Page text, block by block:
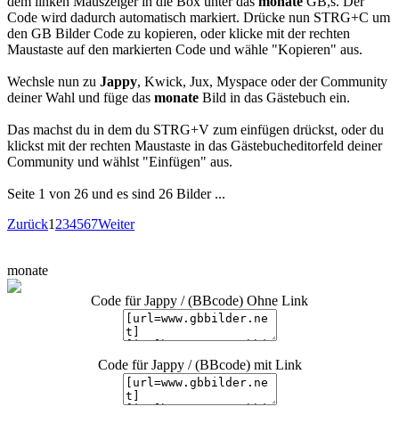
Code wird dadurch automatisch markiert. Drücke nun STRG+C um
den GB Bilder Code zu kopieren, oder klicke mit der rechten
Maustaste auf den markierten Code und wähle "Kopieren" aus.
Wechsle nun zu Jappy, Kwick, Jux, Myspace oder der Community
deiner Wahl und füge das monate Bild in das Gästebuch ein.
Das machst du in dem du STRG+V zum einfügen drückst, oder du
klickst mit der rechten Maustaste in das Gästebucheditorfeld deiner
Community und wählst "Einfügen" aus.
Seite 1 von 26 und es sind 26 Bilder ...
Zurück1 234567Weiter
monate
Code für Jappy / (BBcode) Ohne Link
Code für Jappy / (BBcode) mit Link